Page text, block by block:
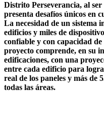
Distrito Perseverancia, al
presenta desafíos únicos en
La necesidad de un sistema
edificios y miles de
confiable y con capacidad
proyecto comprende, en su
edificaciones, con una
entre cada edificio para
real de los paneles y más de
todas las áreas.